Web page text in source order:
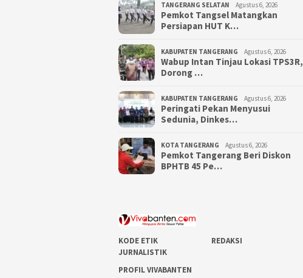
TANGERANG SELATAN Agustus 6, 2026
Pemkot Tangsel Matangkan
Persiapan HUT K…
KABUPATEN TANGERANG Agustus 6, 2026
Wabup Intan Tinjau Lokasi TPS3R,
Dorong …
KABUPATEN TANGERANG Agustus 6, 2026
Peringati Pekan Menyusui
Sedunia, Dinkes…
KOTA TANGERANG Agustus 6, 2026
Pemkot Tangerang Beri Diskon
BPHTB 45 Pe…
KODE ETIK
JURNALISTIK
REDAKSI
PROFIL VIVABANTEN